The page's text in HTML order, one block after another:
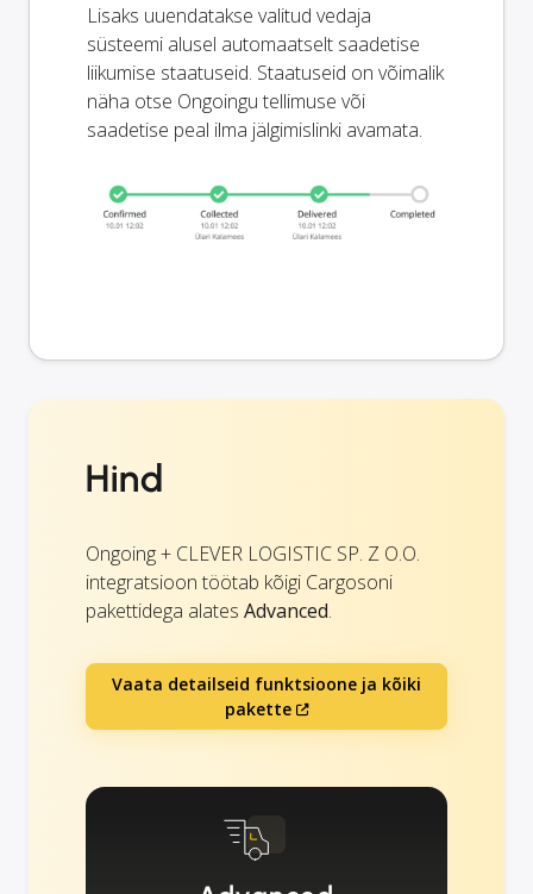
Lisaks uuendatakse valitud vedaja
süsteemi alusel automaatselt saadetise
liikumise staatuseid. Staatuseid on võimalik
näha otse Ongoingu tellimuse või
saadetise peal ilma jälgimislinki avamata.
Hind
Ongoing + CLEVER LOGISTIC SP. Z O.O.
integratsioon töötab kõigi Cargosoni
pakettidega alates Advanced.
Vaata detailseid funktsioone ja kõiki
pakette